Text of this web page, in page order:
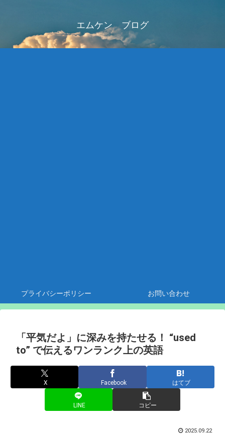
エムケン ブログ
プライバシーポリシー お問い合わせ
「平気だよ」に深みを持たせる！ “used
to” で伝えるワンランク上の英語
X Facebook はてブ
LINE コピー
2025.09.22